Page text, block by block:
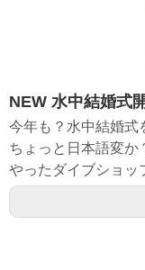
NEW 水中結婚式
今年も？水中結婚式
ちょっと日本語変か
やったダイブショッ